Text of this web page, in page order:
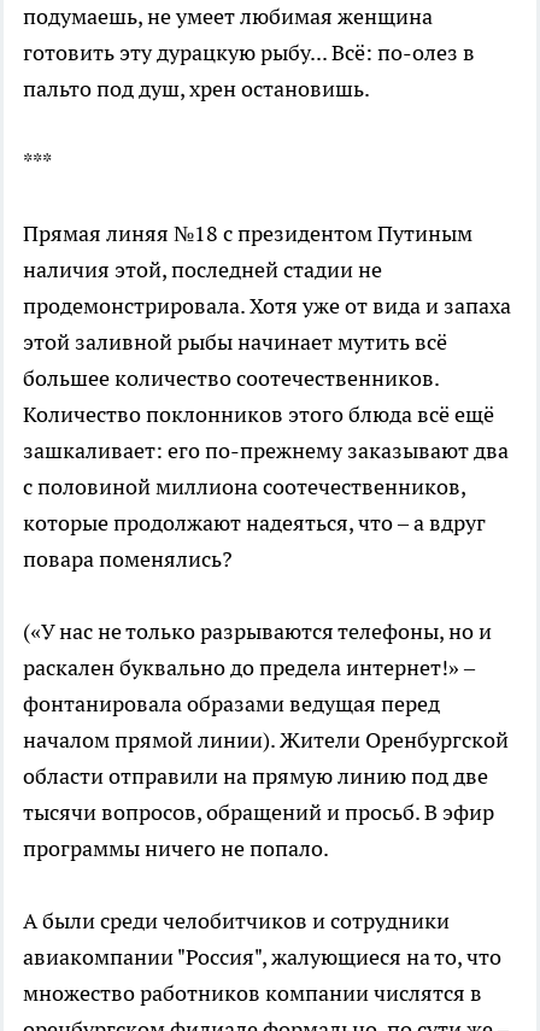
подумаешь, не умеет любимая женщина
готовить эту дурацкую рыбу... Всё: по-олез в
пальто под душ, хрен остановишь.
***
Прямая линяя №18 с президентом Путиным
наличия этой, последней стадии не
продемонстрировала. Хотя уже от вида и запаха
этой заливной рыбы начинает мутить всё
большее количество соотечественников.
Количество поклонников этого блюда всё ещё
зашкаливает: его по-прежнему заказывают два
с половиной миллиона соотечественников,
которые продолжают надеяться, что – а вдруг
повара поменялись?
(«У нас не только разрываются телефоны, но и
раскален буквально до предела интернет!» –
фонтанировала образами ведущая перед
началом прямой линии). Жители Оренбургской
области отправили на прямую линию под две
тысячи вопросов, обращений и просьб. В эфир
программы ничего не попало.
А были среди челобитчиков и сотрудники
авиакомпании "Россия", жалующиеся на то, что
множество работников компании числятся в